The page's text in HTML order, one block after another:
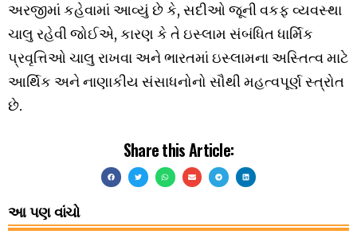
અરજીમાં કહેવામાં આવ્યું છે કે, સદીઓ જૂની વકફ વ્યવસ્થા
ચાલુ રહેવી જોઈએ, કારણ કે તે ઇસ્લામ સંબંધિત ધાર્મિક
પ્રવૃત્તિઓ ચાલુ રાખવા અને ભારતમાં ઇસ્લામના અસ્તિત્વ માટે
આર્થિક અને નાણાકીય સંસાધનોનો સૌથી મહત્વપૂર્ણ સ્ત્રોત
છે.
Share this Article:
આ પણ વાંચો